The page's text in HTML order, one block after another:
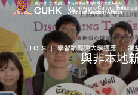
LCES|學習輔導與大學適應 |調
與非本地